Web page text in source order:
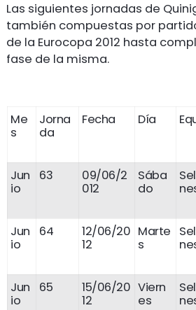
Las siguientes jornadas de
también compuestas por
de la Eurocopa 2012 hasta
fase de la misma.
Me
s
Jorna
da
Fecha Día
Jun
io
63
09/06/2
012
Sába
do
Jun
io
64
12/06/20
12
Marte
s
Jun
io
65
15/06/20
12
Viern
es